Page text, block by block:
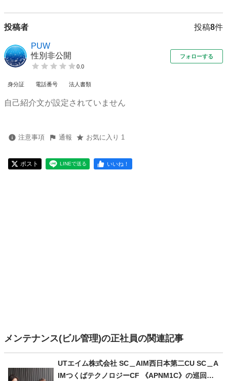
投稿者 投稿8件
PUW
性別非公開
0.0
フォローする
身分証 電話番号 法人書類
自己紹介文が設定されていません
注意事項 通報 お気に入り 1
ポスト LINEで送る いいね！
メンテナンス(ビル管理)の正社員の関連記事
UTエイム株式会社 SC＿AIM西日本第二CU SC＿A
IMつくばテクノロジーCF 《APNM1C》の巡回・